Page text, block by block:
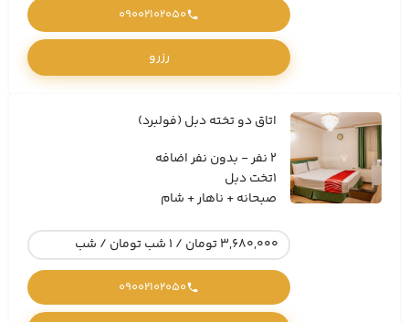
09002102050
رزرو
اتاق دو تخته دبل (فولبرد)
2 نفر - بدون نفر اضافه
1تخت دبل
صبحانه + ناهار + شام
3,680,000 تومان / 1 شب تومان / شب
09002102050